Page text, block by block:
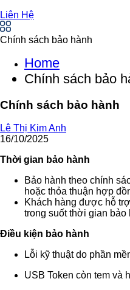
Liên Hệ
Chính sách bảo hành
Home
Chính sách bảo
Chính sách bảo hành
Lê Thị Kim Anh
16/10/2025
Thời gian bảo hành
Bảo hành theo chính
hoặc thỏa thuận hợp
Khách hàng được hỗ
trong suốt thời gian bảo
Điều kiện bảo hành
Lỗi kỹ thuật do phần
USB Token còn tem và